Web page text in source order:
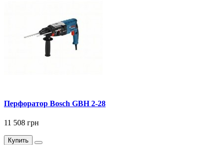
Перфоратор Bosch GBH 2-28
11 508 грн
Купить